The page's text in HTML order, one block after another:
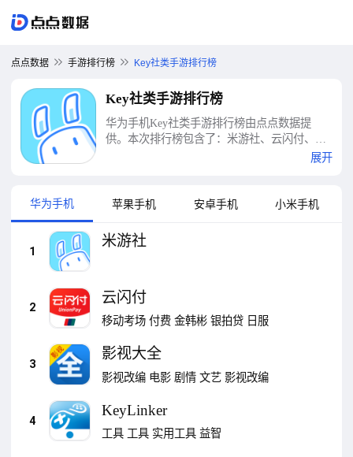
点点数据 手游排行榜 Key社类手游排行榜
Key社类手游排行榜
华为手机Key社类手游排行榜由点点数据提
供。本次排行榜包含了：米游社、云闪付、影
视大全、KeyLinker、Keep、百搜视频、河北人
展开
华为手机 苹果手机 安卓手机 小米手机
1
米游社
2
云闪付
移动考场 付费 金韩彬 银拍贷 日服
3
影视大全
影视改编 电影 剧情 文艺 影视改编
4
KeyLinker
工具 工具 实用工具 益智